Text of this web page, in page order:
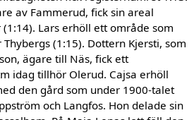
av Fammerud, fick sin areal
Lars erhöll ett område som
(1:15). Dottern Kjersti, som
ägare till Näs, fick ett
idag tillhör Olerud. Cajsa erhöll
den gård som under 1900-talet
och Langfos. Hon delade sin